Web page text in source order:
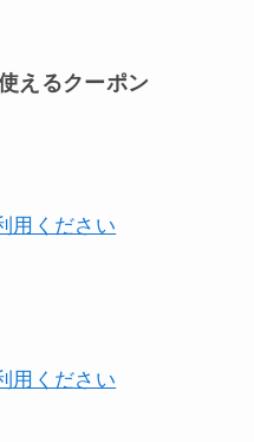
えるクーポン
用ください
用ください